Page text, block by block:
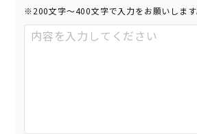
※200文字〜400文字で入力をお願いします